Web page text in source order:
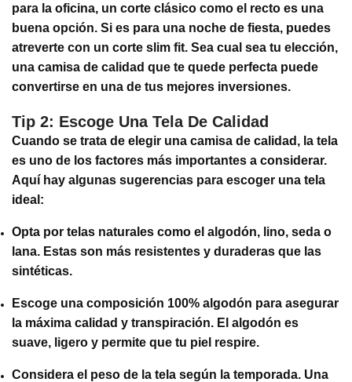
para la oficina, un corte clásico como el recto es una
buena opción. Si es para una noche de fiesta, puedes
atreverte con un corte slim fit. Sea cual sea tu elección,
una camisa de calidad que te quede perfecta puede
convertirse en una de tus mejores inversiones.
Tip 2: Escoge Una Tela De Calidad
Cuando se trata de elegir una camisa de calidad, la tela
es uno de los factores más importantes a considerar.
Aquí hay algunas sugerencias para escoger una tela
ideal:
Opta por telas naturales como el algodón, lino, seda o
lana. Estas son más resistentes y duraderas que las
sintéticas.
Escoge una composición 100% algodón para asegurar
la máxima calidad y transpiración. El algodón es
suave, ligero y permite que tu piel respire.
Considera el peso de la tela según la temporada. Una